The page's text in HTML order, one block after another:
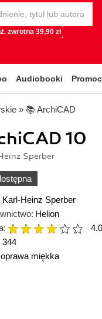
zwrotna 39,90 zł
Audiobooki
» 📚 ArchiCAD
10
Sperber
Karl-Heinz Sperber
Helion
4.0
344
oprawa miękka